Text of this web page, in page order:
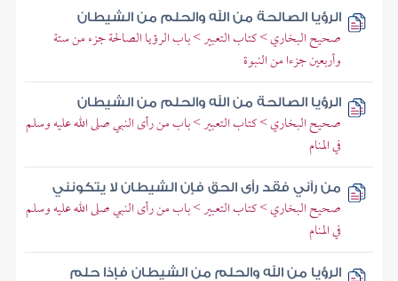
الرؤيا الصالحة من الله والحلم من الشيطان
صحيح البخاري > كتاب التعبير > باب الرؤيا الصالحة جزء من ستة
وأربعين جزءا من النبوة
الرؤيا الصالحة من الله والحلم من الشيطان
صحيح البخاري > كتاب التعبير > باب من رأى النبي صلى الله عليه وسلم
في المنام
من رآني فقد رأى الحق فإن الشيطان لا يتكونني
صحيح البخاري > كتاب التعبير > باب من رأى النبي صلى الله عليه وسلم
في المنام
الرؤيا من الله والحلم من الشيطان فإذا حلم